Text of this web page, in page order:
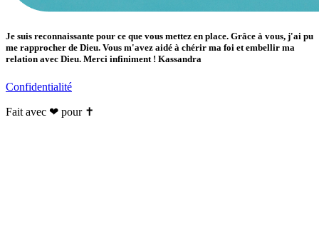
Je suis reconnaissante pour ce que vous mettez en place. Grâce à vous, j'ai pu
me rapprocher de Dieu. Vous m'avez aidé à chérir ma foi et embellir ma
relation avec Dieu. Merci infiniment ! Kassandra
Confidentialité
Fait avec ❤ pour ✝️️